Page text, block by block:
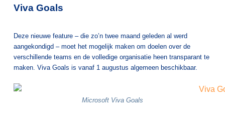
Viva Goals
Deze nieuwe feature – die zo’n twee maand geleden al werd
aangekondigd – moet het mogelijk maken om doelen over de
verschillende teams en de volledige organisatie heen transparant te
maken. Viva Goals is vanaf 1 augustus algemeen beschikbaar.
Microsoft Viva Goals